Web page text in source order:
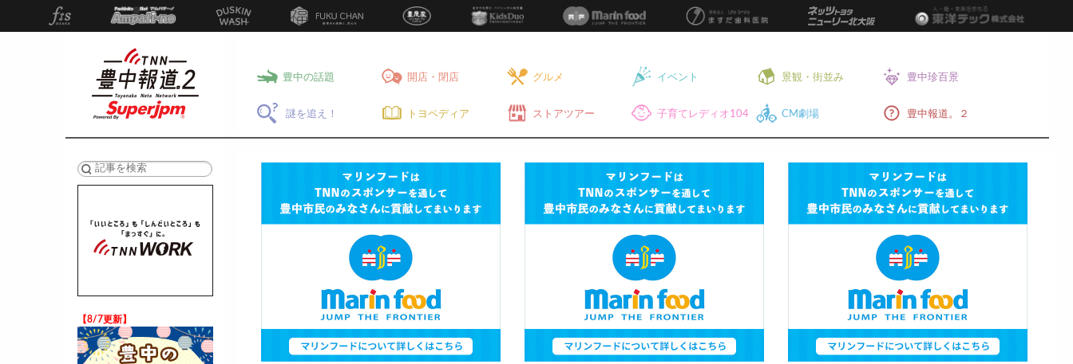
豊中の話題 開店・閉店 グルメ イベント 景観・街並み 豊中珍百景
謎を追え！ トヨペディア ストアツアー 子育てレディオ104 CM劇場 豊中報道。２
【8/7更新】